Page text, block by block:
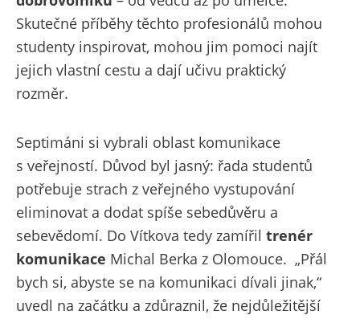
Skutečné příběhy těchto profesionálů mohou
studenty inspirovat, mohou jim pomoci najít
jejich vlastní cestu a dají učivu praktický
rozměr.
Septimáni si vybrali oblast komunikace
s veřejností. Důvod byl jasný: řada studentů
potřebuje strach z veřejného vystupování
eliminovat a dodat spíše sebedůvěru a
sebevědomí. Do Vítkova tedy zamířil trenér
komunikace Michal Berka z Olomouce. „Přál
bych si, abyste se na komunikaci dívali jinak,“
uvedl na začátku a zdůraznil, že nejdůležitější